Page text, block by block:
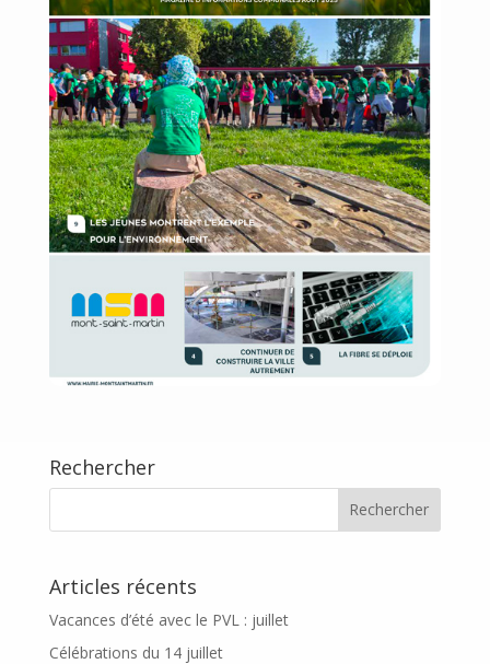
Rechercher
Articles récents
Vacances d’été avec le PVL : juillet
Célébrations du 14 juillet